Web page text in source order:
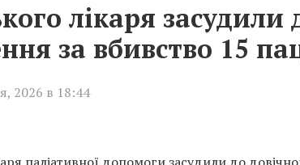
лікаря засудили
за вбивство 15
2026 в 18:44